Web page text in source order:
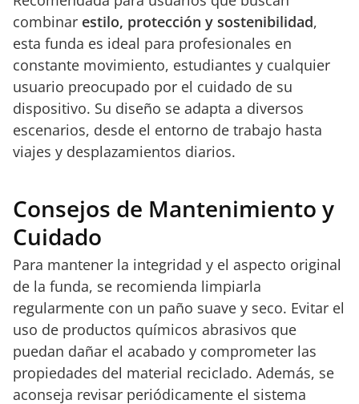
combinar estilo, protección y sostenibilidad,
esta funda es ideal para profesionales en
constante movimiento, estudiantes y cualquier
usuario preocupado por el cuidado de su
dispositivo. Su diseño se adapta a diversos
escenarios, desde el entorno de trabajo hasta
viajes y desplazamientos diarios.
Consejos de Mantenimiento y
Cuidado
Para mantener la integridad y el aspecto original
de la funda, se recomienda limpiarla
regularmente con un paño suave y seco. Evitar el
uso de productos químicos abrasivos que
puedan dañar el acabado y comprometer las
propiedades del material reciclado. Además, se
aconseja revisar periódicamente el sistema